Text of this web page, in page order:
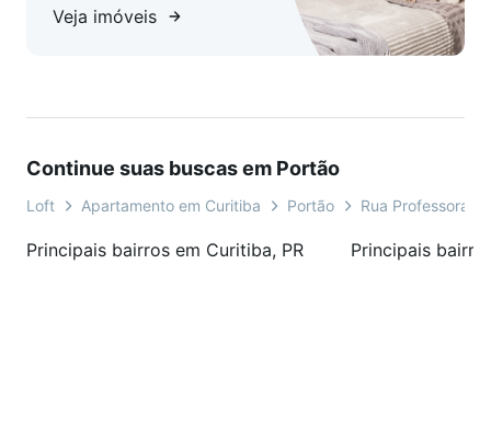
Veja imóveis
Continue suas buscas em Portão
Loft Apartamento em Curitiba Portão Rua Professora
Principais bairros em Curitiba, PR Principais